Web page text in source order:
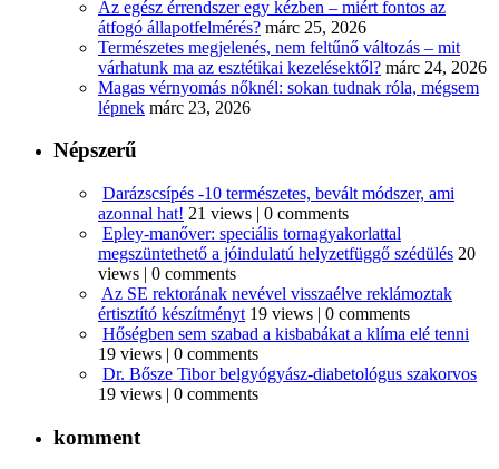
Az egész érrendszer egy kézben – miért fontos az
átfogó állapotfelmérés? márc 25, 2026
Természetes megjelenés, nem feltűnő változás – mit
várhatunk ma az esztétikai kezelésektől? márc 24, 2026
Magas vérnyomás nőknél: sokan tudnak róla, mégsem
lépnek márc 23, 2026
Népszerű
Darázscsípés -10 természetes, bevált módszer, ami
azonnal hat! 21 views | 0 comments
Epley-manőver: speciális tornagyakorlattal
megszüntethető a jóindulatú helyzetfüggő szédülés 20
views | 0 comments
Az SE rektorának nevével visszaélve reklámoztak
értisztító készítményt 19 views | 0 comments
Hőségben sem szabad a kisbabákat a klíma elé tenni
19 views | 0 comments
Dr. Bősze Tibor belgyógyász-diabetológus szakorvos
19 views | 0 comments
komment